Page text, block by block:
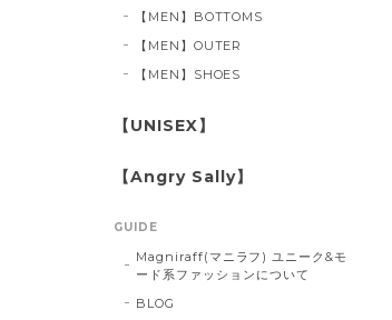
【MEN】BOTTOMS
【MEN】OUTER
【MEN】SHOES
【UNISEX】
【Angry Sally】
GUIDE
Magniraff(マニラフ) ユニーク&モ
ード系ファッションについて
BLOG